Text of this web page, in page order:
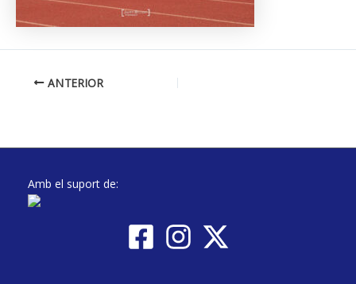
ANTERIOR
Amb el suport de: